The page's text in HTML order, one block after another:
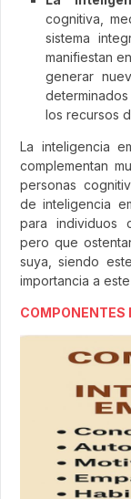
cognitiva,
sistema
manifiestan
generar
los recursos
La inteligencia
complementan
personas
de inteligencia
para individuos
pero que
suya, siendo
importancia a
COMPONENTES